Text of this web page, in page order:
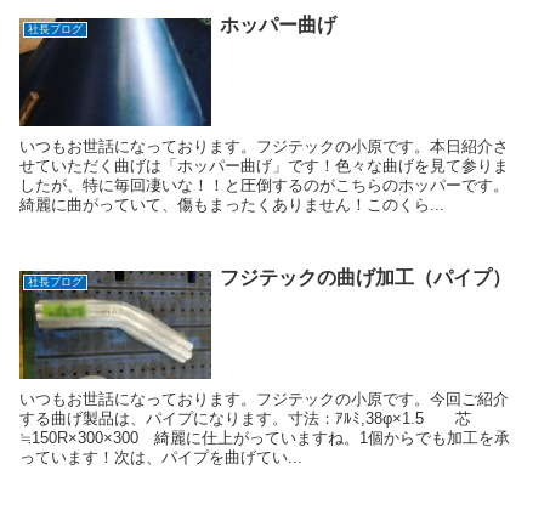
社長ブログ ホッパー曲げ
いつもお世話になっております。フジテックの小原です。本日紹介さ
せていただく曲げは「ホッパー曲げ」です！色々な曲げを見て参りま
したが、特に毎回凄いな！！と圧倒するのがこちらのホッパーです。
綺麗に曲がっていて、傷もまったくありません！このくら...
社長ブログ フジテックの曲げ加工（パイプ）
いつもお世話になっております。フジテックの小原です。今回ご紹介
する曲げ製品は、パイプになります。寸法：ｱﾙﾐ,38φ×1.5 芯
≒150R×300×300 綺麗に仕上がっていますね。1個からでも加工を承
っています！次は、パイプを曲げてい...